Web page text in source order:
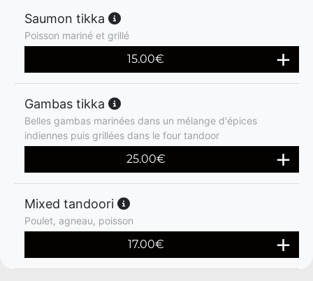
Saumon tikka
Poisson mariné et grillé
15.00€
Gambas tikka
Belles gambas marinées dans un mélange d'épices
indiennes puis grillées dans le four tandoor
25.00€
Mixed tandoori
Poulet, agneau, poisson
17.00€